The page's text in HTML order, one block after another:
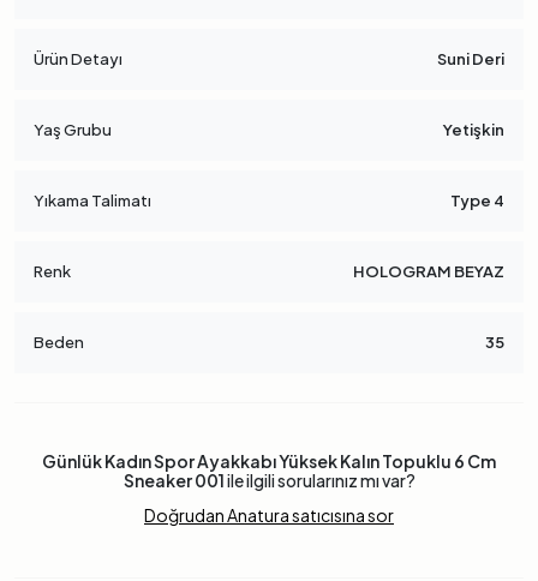
Ürün Detayı Suni Deri
Yaş Grubu Yetişkin
Yıkama Talimatı Type 4
Renk HOLOGRAM BEYAZ
Beden 35
Günlük Kadın Spor Ayakkabı Yüksek Kalın Topuklu 6 Cm
Sneaker 001ile ilgili sorularınız mı var?
Doğrudan Anatura satıcısına sor